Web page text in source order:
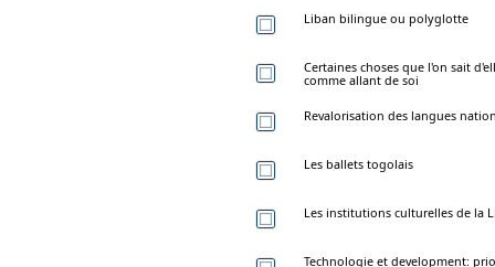
Liban bilingue ou polyglotte
Certaines choses que l'on sait
comme allant de soi
Revalorisation des langues
Les ballets togolais
Les institutions culturelles de la
Technologie et development: